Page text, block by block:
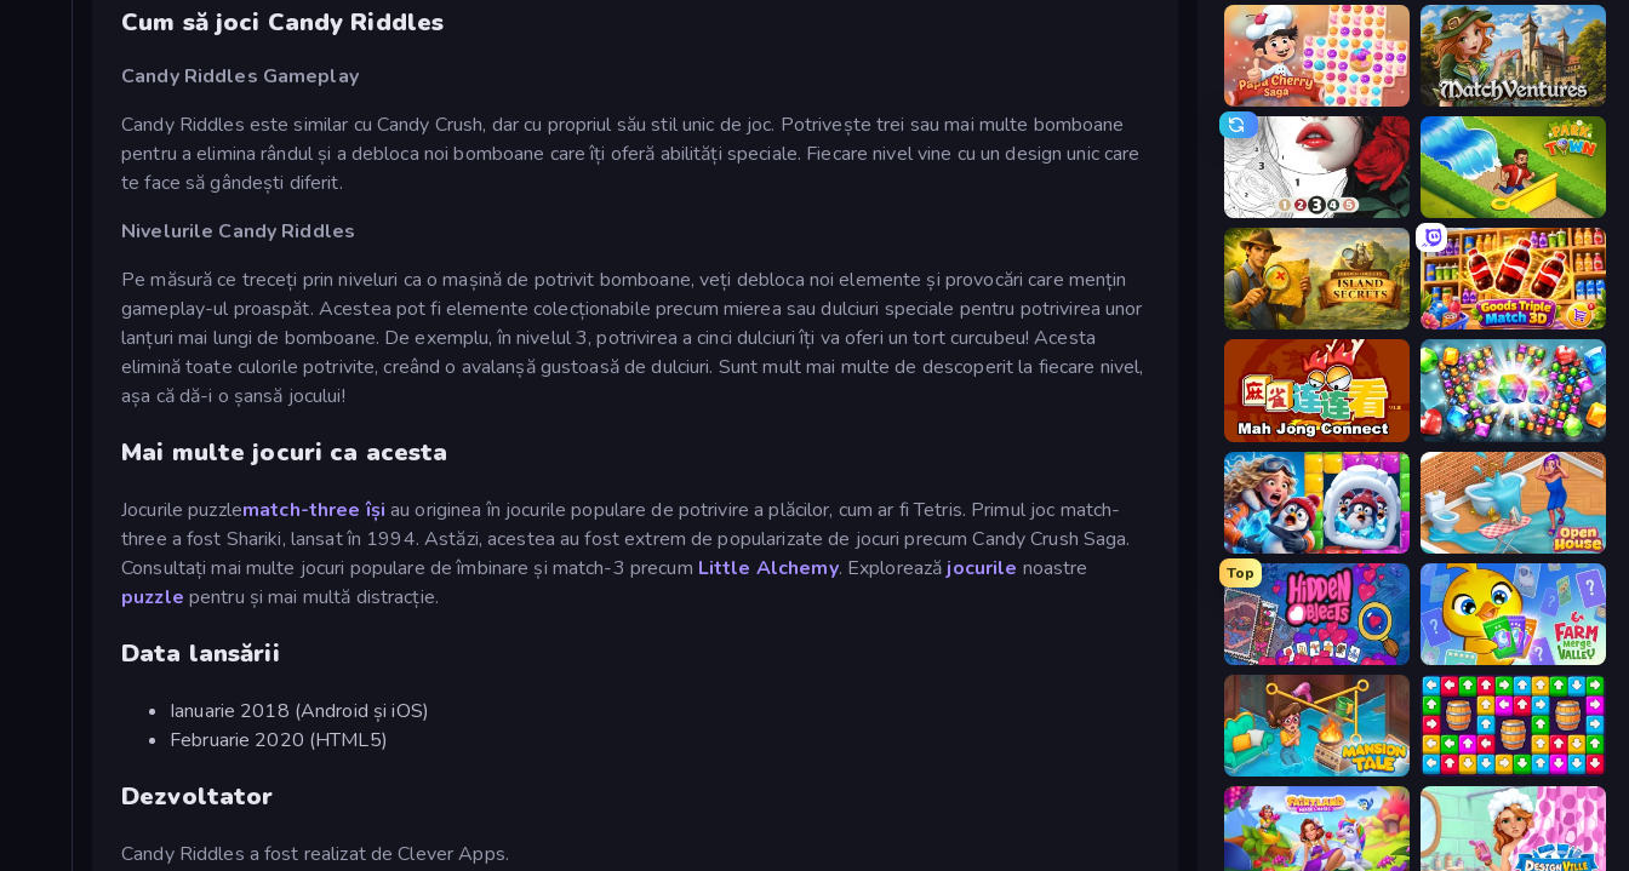
Cum să joci Candy Riddles
Candy Riddles Gameplay
Candy Riddles este similar cu Candy Crush, dar cu propriul său stil unic de joc. Potrivește trei sau mai multe bomboane
pentru a elimina rândul și a debloca noi bomboane care îți oferă abilități speciale. Fiecare nivel vine cu un design unic care
te face să gândești diferit.
Nivelurile Candy Riddles
Pe măsură ce treceți prin niveluri ca o mașină de potrivit bomboane, veți debloca noi elemente și provocări care mențin
gameplay-ul proaspăt. Acestea pot fi elemente colecționabile precum mierea sau dulciuri speciale pentru potrivirea unor
lanțuri mai lungi de bomboane. De exemplu, în nivelul 3, potrivirea a cinci dulciuri îți va oferi un tort curcubeu! Acesta
elimină toate culorile potrivite, creând o avalanșă gustoasă de dulciuri. Sunt mult mai multe de descoperit la fiecare nivel,
așa că dă-i o șansă jocului!
Mai multe jocuri ca acesta
Jocurile puzzlematch-three își au originea în jocurile populare de potrivire a plăcilor, cum ar fi Tetris. Primul joc match-
three a fost Shariki, lansat în 1994. Astăzi, acestea au fost extrem de popularizate de jocuri precum Candy Crush Saga.
Consultați mai multe jocuri populare de îmbinare și match-3 precum Little Alchemy. Explorează jocurile noastre
puzzle pentru și mai multă distracție.
Data lansării
Ianuarie 2018 (Android și iOS)
Februarie 2020 (HTML5)
Dezvoltator
Candy Riddles a fost realizat de Clever Apps.
Papa Cherry Saga MatchVentures
Numicolor Park Town
Hidden Objects: Island Secrets Goods Triple Match 3D
Mahjong Connect (Legacy) Diamond Dungeon: Match 3
Captain Blast Open House
Top
Hidden Objects Farm Merge Valley
Mansion Tale: Merge Secrets Tap Away Story